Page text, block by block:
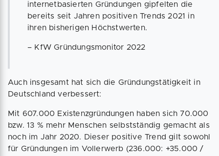
internetbasierten Gründungen gipfelten die
bereits seit Jahren positiven Trends 2021 in
ihren bisherigen Höchstwerten.
– KfW Gründungsmonitor 2022
Auch insgesamt hat sich die Gründungstätigkeit in
Deutschland verbessert:
Mit 607.000 Existenzgründungen haben sich 70.000
bzw. 13 % mehr Menschen selbstständig gemacht als
noch im Jahr 2020. Dieser positive Trend gilt sowohl
für Gründungen im Vollerwerb (236.000: +35.000 /